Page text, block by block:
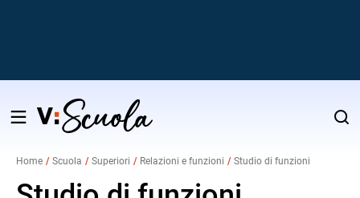
Salta
contenuto
Home Scuola Superiori Relazioni e funzioni Studio di funzioni